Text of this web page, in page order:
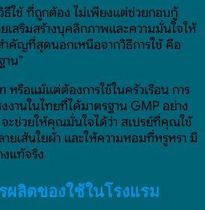
ธีใช้ ที่ถูกต้อง ไม่เพียงแต่ช่วยกอบกู้
สริมสร้างบุคลิกภาพและความมั่นใจให้
คัญที่สุดนอกเหนือจากวิธีการใช้ คือ
น”
รือแม้แต่ต้องการใช้ในครัวเรือน การ
านในไทยที่ได้มาตรฐาน GMP อย่าง
จะช่วยให้คุณมั่นใจได้ว่า สเปรย์ที่คุณใช้
เส้นใยผ้า และให้ความหอมที่หรูหรา มี
งแท้จริง
ผลิตของใช้ในโรงแรม